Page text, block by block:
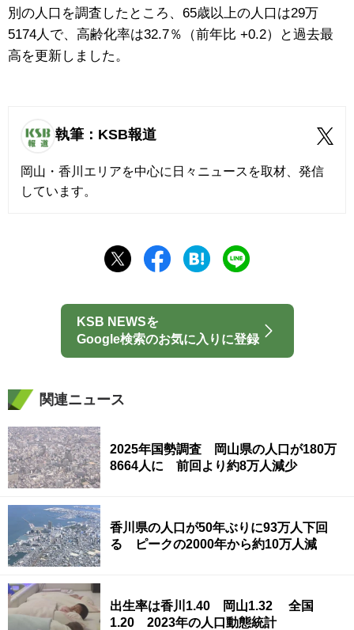
別の人口を調査したところ、65歳以上の人口は29万
5174人で、 高齢化率は32.7％（前年比 +0.2）と過去最
高を更新しました。
執筆：KSB報道
岡山・香川エリアを中心に日々ニュースを取材、発信
しています。
KSB NEWSを
Google検索のお気に入りに登録
関連ニュース
2025年国勢調査 岡山県の人口が180万
8664人に 前回より約8万人減少
香川県の人口が50年ぶりに93万人下回
る ピークの2000年から約10万人減
出生率は香川1.40 岡山1.32 全国
1.20 2023年の人口動態統計